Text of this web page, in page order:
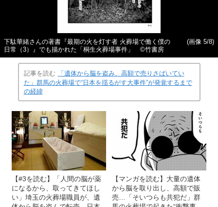
下駄華緒さんの著書『最期の火を灯す者 火葬場で働く僕の
日常（3）』でも描かれた「桐生火葬場事件」 ©竹書房
(画像 5/8)
記事を読む
「遺体から脳を盗み、高額で売りさばいてい
た」群馬の火葬場で“日本を揺るがす大事件”が発覚するまで
の経緯
【#3を読む】「人間の脳が薬
になるから、取ってきてほし
い」埼玉の火葬場職員が、遺
【マンガを読む】大量の遺体
から脳を取り出し、高額で販
売…「そいつらも共犯だ」群